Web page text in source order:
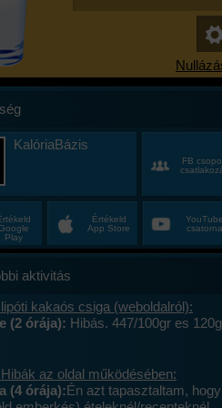
KalóriaBázis
FB
Play
Értékeld
App Store
YouTube
csatorna
aktivitás
kakaós csiga (weboldalról):
(2 órája): Hibás. 447/100gr es
az oldal működésében:
(4 órája):Én azt tapasztaltam,